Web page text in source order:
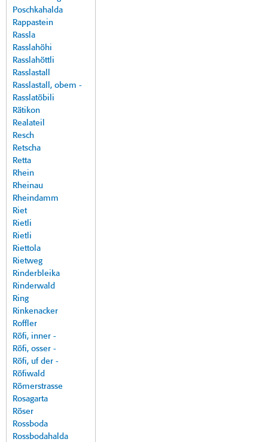
Poschkahalda
Rappastein
Rassla
Rasslahöhi
Rasslahöttli
Rasslastall
Rasslastall, obem -
Rasslatöbili
Rätikon
Realateil
Resch
Retscha
Retta
Rhein
Rheinau
Rheindamm
Riet
Rietli
Rietli
Riettola
Rietweg
Rinderbleika
Rinderwald
Ring
Rinkenacker
Roffler
Röfi, inner -
Röfi, osser -
Röfi, uf der -
Röfiwald
Römerstrasse
Rosagarta
Röser
Rossboda
Rossbodahalda